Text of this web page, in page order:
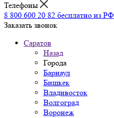
Телефоны
8 800 600 20 82 бесплатно из РФ
Заказать звонок
Саратов
Назад
Города
Барнаул
Бишкек
Владивосток
Волгоград
Воронеж